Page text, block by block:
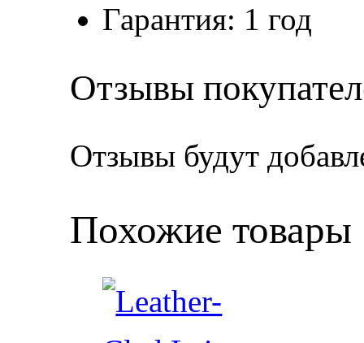
Гарантия: 1 год
Отзывы
Отзывы будут
Похожие товары